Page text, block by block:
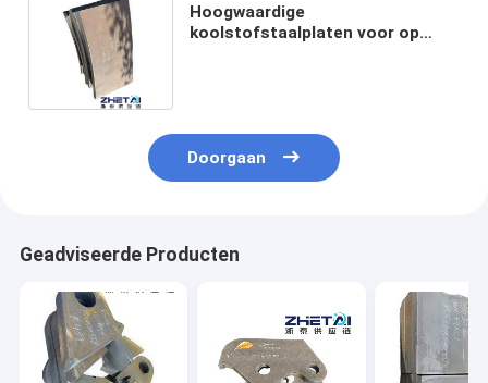
Hoogwaardige
koolstofstaalplaten voor op
Doorgaan
Geadviseerde Producten